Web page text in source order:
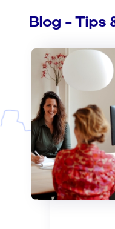
Blog - Tips